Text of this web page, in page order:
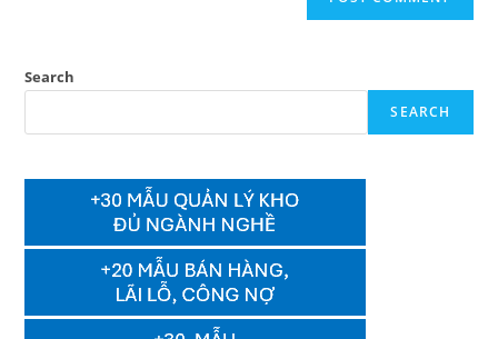
Search
SEARCH